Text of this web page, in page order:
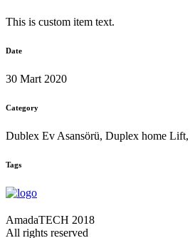
This is custom item text.
Date
30 Mart 2020
Category
Dublex Ev Asansörü, Duplex home Lift,
Tags
AmadaTECH 2018
All rights reserved